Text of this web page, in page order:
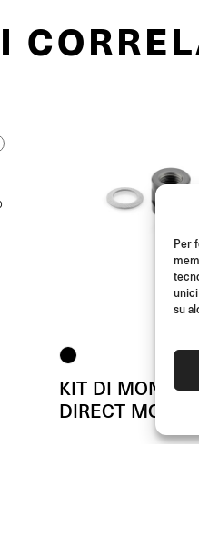
Per
su
KIT DI
DIRECT MOUNT